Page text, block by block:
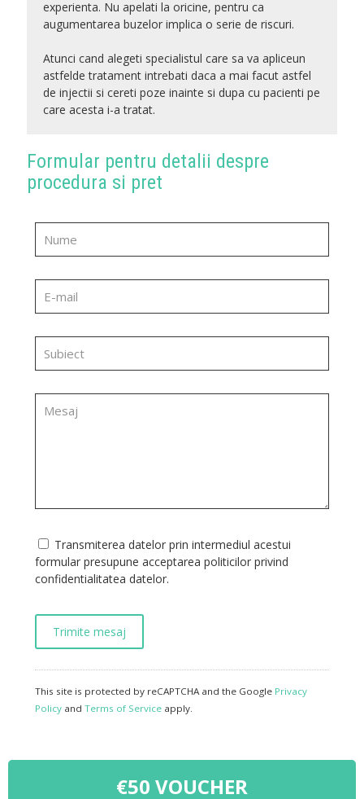
experienta. Nu apelati la oricine, pentru ca
augumentarea buzelor implica o serie de riscuri.
Atunci cand alegeti specialistul care sa va apliceun
astfelde tratament intrebati daca a mai facut astfel
de injectii si cereti poze inainte si dupa cu pacienti pe
care acesta i-a tratat.
Formular pentru detalii despre
procedura si pret
Transmiterea datelor prin intermediul acestui
formular presupune acceptarea politicilor privind
confidentialitatea datelor.
This site is protected by reCAPTCHA and the Google Privacy
Policy and Terms of Service apply.
€50 VOUCHER